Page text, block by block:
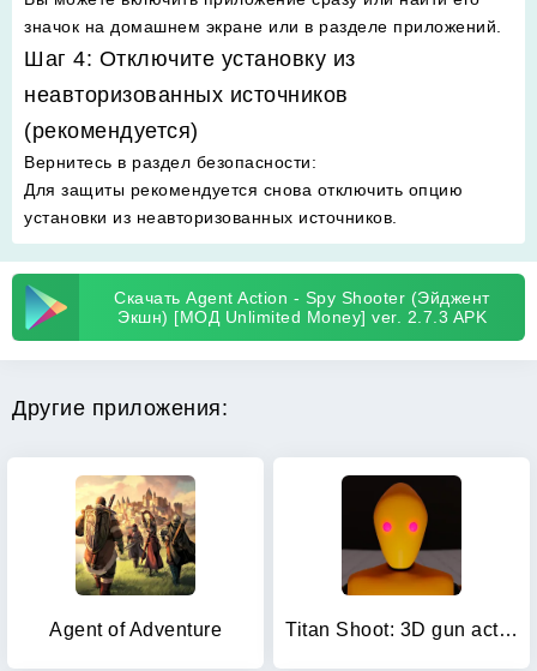
значок на домашнем экране или в разделе приложений.
Шаг 4: Отключите установку из
неавторизованных источников
(рекомендуется)
Вернитесь в раздел безопасности:
Для защиты рекомендуется снова отключить опцию
установки из неавторизованных источников.
Скачать Agent Action - Spy Shooter (Эйджент
Экшн) [МОД Unlimited Money] ver. 2.7.3 APK
Другие приложения:
Agent of Adventure Titan Shoot: 3D gun action